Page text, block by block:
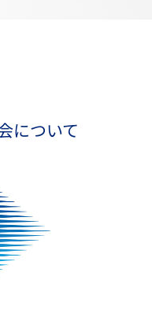
について